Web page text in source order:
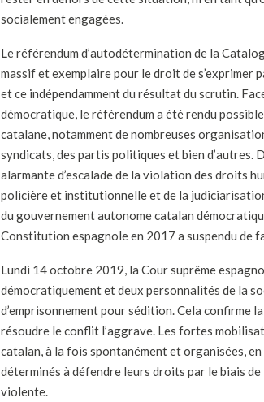
socialement engagées.
Le référendum d’autodétermination de la
massif et exemplaire pour le droit de s’exprimer
et ce indépendamment du résultat du scrutin.
démocratique, le référendum a été rendu
catalane, notamment de nombreuses
syndicats, des partis politiques et bien d’autres.
alarmante d’escalade de la violation des droits
policière et institutionnelle et de la
du gouvernement autonome catalan
Constitution espagnole en 2017 a suspendu de
Lundi 14 octobre 2019, la Cour suprême
démocratiquement et deux personnalités de la
d’emprisonnement pour sédition. Cela confirme
résoudre le conflit l’aggrave. Les fortes
catalan, à la fois spontanément et organisées,
déterminés à défendre leurs droits par le biais
violente.